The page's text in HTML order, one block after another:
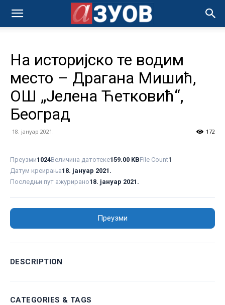
На историјско те водим
место – Драгана Мишић,
ОШ „Јелена Ћетковић“,
Београд
18. јануар 2021. 172
Преузми1024Величина датотеке159.00 KBFile Count1
Датум креирања18. јануар 2021.
Последњи пут ажурирано18. јануар 2021.
Преузми
DESCRIPTION
CATEGORIES & TAGS